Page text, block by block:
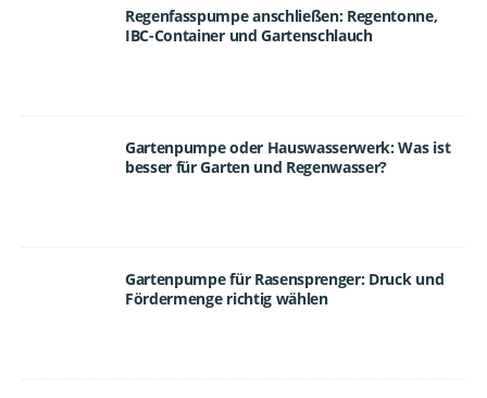
Regenfasspumpe anschließen: Regentonne,
IBC-Container und Gartenschlauch
Gartenpumpe oder Hauswasserwerk: Was ist
besser für Garten und Regenwasser?
Gartenpumpe für Rasensprenger: Druck und
Fördermenge richtig wählen